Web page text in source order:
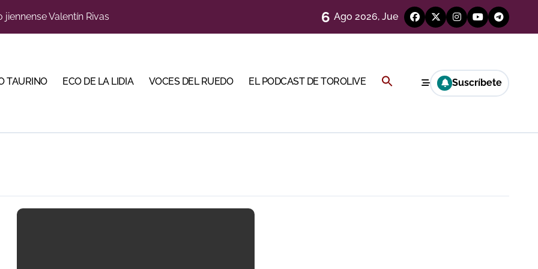
Valentín Rivas
Puertas Grandes de Madrid en una feria de alto nivel
al toro bravo como guardián de la biodiversidad
idilio con el público en una Albahaca de máxima expectación
6 Ago 2026, Jue
TAURINO ECO DE LA LIDIA VOCES DEL RUEDO EL PODCAST DE TOROLIVE Buscar: Suscríbete